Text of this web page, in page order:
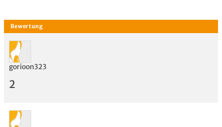
gorioon323
2